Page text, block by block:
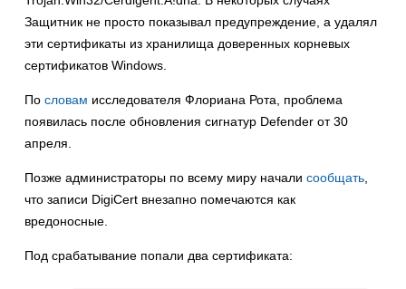
Защитник не просто показывал предупреждение, а удалял
эти сертификаты из хранилища доверенных корневых
сертификатов Windows.
По словам исследователя Флориана Рота, проблема
появилась после обновления сигнатур Defender от 30
апреля.
Позже администраторы по всему миру начали сообщать,
что записи DigiCert внезапно помечаются как
вредоносные.
Под срабатывание попали два сертификата: